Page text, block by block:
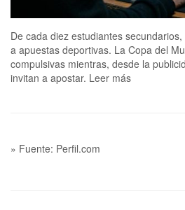
De cada diez estudiantes
a apuestas deportivas. La Copa del
compulsivas mientras, desde la
invitan a apostar. Leer más
» Fuente: Perfil.com